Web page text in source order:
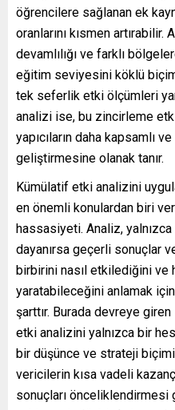
öğrencilere sağlanan ek
oranlarını kısmen artırabilir.
devamlılığı ve farklı
eğitim seviyesini köklü
tek seferlik etki ölçümleri
analizi ise, bu zincirleme
yapıcıların daha kapsamlı
geliştirmesine olanak tanır.
Kümülatif etki analizini
en önemli konulardan biri
hassasiyeti. Analiz,
dayanırsa geçerli sonuçlar
birbirini nasıl etkilediğini ve
yaratabileceğini anlamak
şarttır. Burada devreye
etki analizini yalnızca bir
bir düşünce ve strateji
vericilerin kısa vadeli
sonuçları önceliklendirmesi